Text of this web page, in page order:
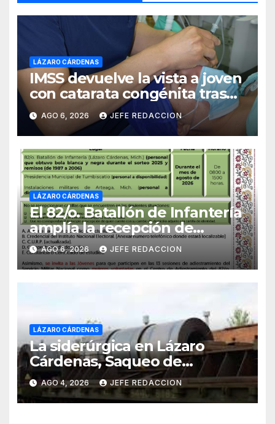
LÁZARO CÁRDENAS
IMSS devuelve la vista a joven
con catarata congénita tras
23 años de limitación visual
AGO 6, 2026 JEFE REDACCION
LÁZARO CÁRDENAS
El 82/o. Batallón de Infantería
amplía la recepción de
documentos para obtener La
Catilla del Servicio Militar
Nacional
AGO 6, 2026 JEFE REDACCION
LÁZARO CÁRDENAS
La siderúrgica en Lázaro
Cárdenas, Saqueo de
Recursos Naturales a Cambio
de Miseria
AGO 4, 2026 JEFE REDACCION